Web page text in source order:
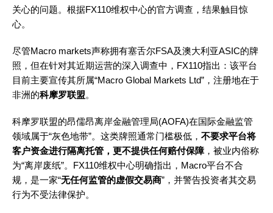
关心的问题。根据FX110维权中心的官方调查，结果触目惊
心。
尽管Macro markets声称拥有塞舌尔FSA及澳大利亚ASIC的牌
照，但在针对其近期运营的深入调查中，FX110指出：该平台
目前主要宣传其所属“Macro Global Markets Ltd”，注册地在于
非洲的科摩罗联盟。
科摩罗联盟的昂儒昂离岸金融管理局(AOFA)在国际金融监管
领域属于“灰色地带”。这类牌照通常门槛极低， 不要求平台将
客户资金进行隔离托管，更不提供任何赔付保障，被业内俗称
为“离岸废纸”。FX110维权中心明确指出，Macro平台不合
规，是一家“无任何监管的虚假交易商”，并警告投资者其交易
行为不受法律保护。